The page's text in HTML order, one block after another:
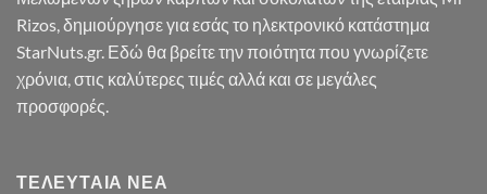
Rizos, δημιούργησε για εσάς το ηλεκτρονικό κατάστημα
StarNuts.gr. Εδώ θα βρείτε την ποιότητα που γνωρίζετε
χρόνια, στις καλύτερες τιμές αλλά και σε μεγάλες
προσφορές.
ΤΕΛΕΥΤΑΊΑ ΝΈΑ